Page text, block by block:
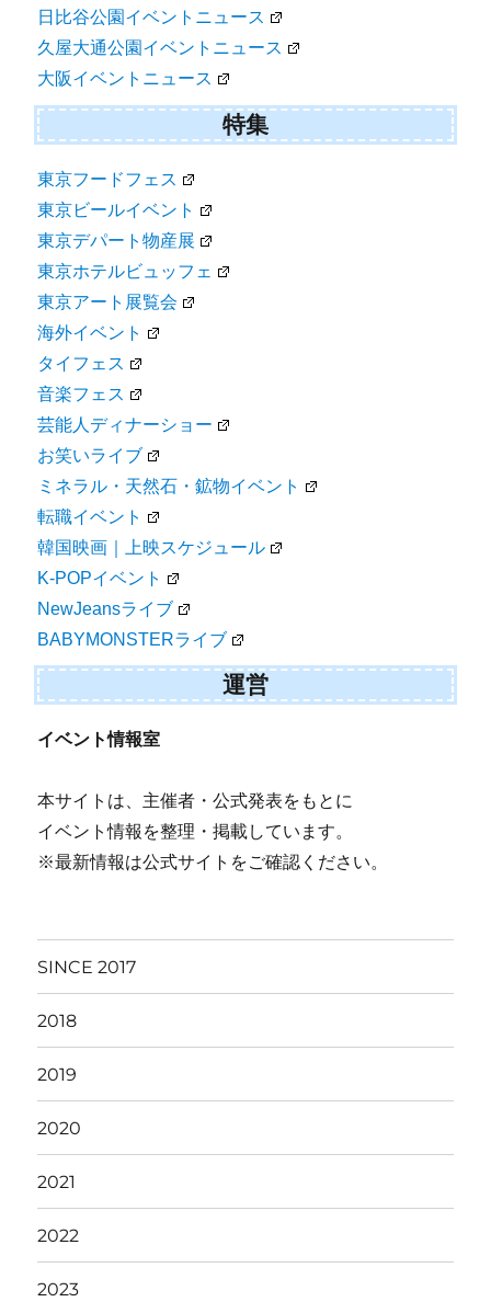
日比谷公園イベントニュース
久屋大通公園イベントニュース
大阪イベントニュース
特集
東京フードフェス
東京ビールイベント
東京デパート物産展
東京ホテルビュッフェ
東京アート展覧会
海外イベント
タイフェス
音楽フェス
芸能人ディナーショー
お笑いライブ
ミネラル・天然石・鉱物イベント
転職イベント
韓国映画｜上映スケジュール
K-POPイベント
NewJeansライブ
BABYMONSTERライブ
運営
イベント情報室
本サイトは、主催者・公式発表をもとに
イベント情報を整理・掲載しています。
※最新情報は公式サイトをご確認ください。
SINCE 2017
2018
2019
2020
2021
2022
2023